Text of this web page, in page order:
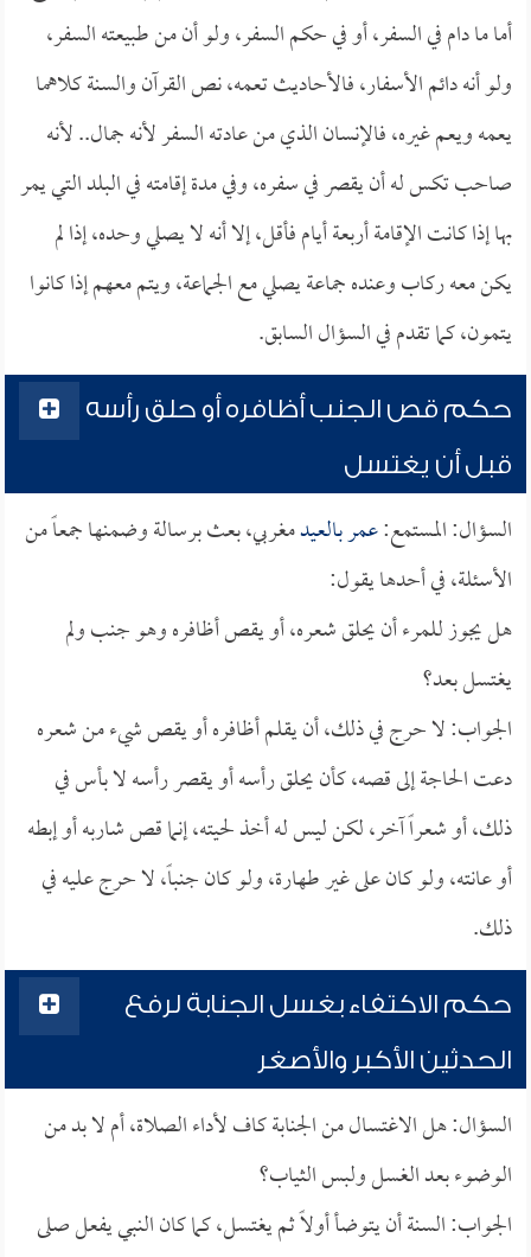
أما ما دام في السفر، أو في حكم السفر، ولو أن من طبيعته السفر،
ولو أنه دائم الأسفار، فالأحاديث تعمه، نص القرآن والسنة كلاهما
يعمه ويعم غيره، فالإنسان الذي من عادته السفر لأنه جمال.. لأنه
صاحب تكس له أن يقصر في سفره، وفي مدة إقامته في البلد التي يمر
بها إذا كانت الإقامة أربعة أيام فأقل، إلا أنه لا يصلي وحده، إذا لم
يكن معه ركاب وعنده جماعة يصلي مع الجماعة، ويتم معهم إذا كانوا
يتمون، كما تقدم في السؤال السابق.
حكم قص الجنب أظافره أو حلق رأسه
قبل أن يغتسل
السؤال: المستمع:عمر بالعيدمغربي، بعث برسالة وضمنها جمعاً من
الأسئلة، في أحدها يقول:
هل يجوز للمرء أن يحلق شعره، أو يقص أظافره وهو جنب ولم
يغتسل بعد؟
الجواب: لا حرج في ذلك، أن يقلم أظافره أو يقص شيء من شعره
دعت الحاجة إلى قصه، كأن يحلق رأسه أو يقصر رأسه لا بأس في
ذلك، أو شعراً آخر، لكن ليس له أخذ لحيته، إنما قص شاربه أو إبطه
أو عانته، ولو كان على غير طهارة، ولو كان جنباً، لا حرج عليه في
ذلك.
حكم الاكتفاء بغسل الجنابة لرفع
الحدثين الأكبر والأصغر
السؤال: هل الاغتسال من الجنابة كاف لأداء الصلاة، أم لا بد من
الوضوء بعد الغسل ولبس الثياب؟
الجواب: السنة أن يتوضأ أولاً ثم يغتسل، كما كان النبي يفعل صلى